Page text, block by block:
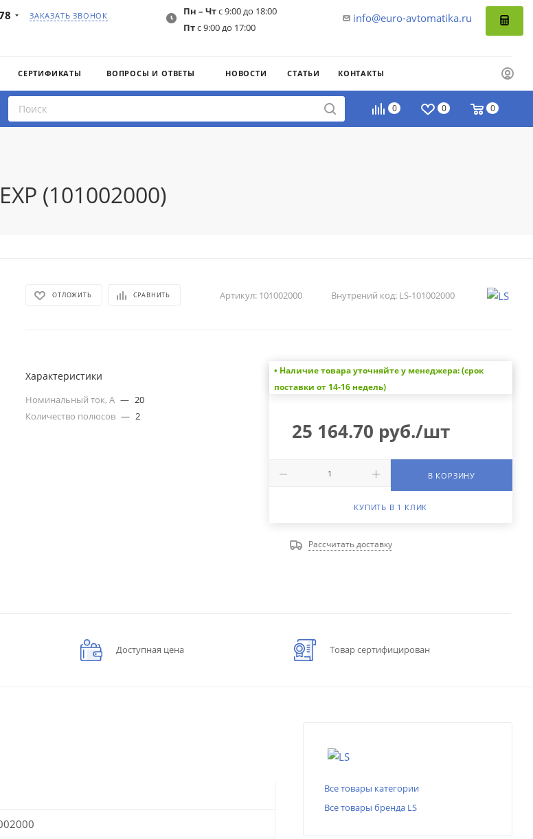
ЗАКАЗАТЬ ЗВОНОК info@euro-avtomatika.ru
Пн – Чтс 9:00 до 18:00
Птс 9:00 до 17:00
СЕРТИФИКАТЫ ВОПРОСЫ И ОТВЕТЫ НОВОСТИ СТАТЬИ КОНТАКТЫ
0 0 0
(101002000)
ОТЛОЖИТЬ СРАВНИТЬ Артикул: 101002000 Внутрений код: LS-101002000
Характеристики
Номинальный ток, А — 20
Количество полюсов — 2
• Наличие товара уточняйте у менеджера: (срок
поставки от 14-16 недель)
25 164.70 руб./шт
В КОРЗИНУ
КУПИТЬ В 1 КЛИК
Рассчитать доставку
Доступная цена Товар сертифицирован
Все товары категории
Все товары бренда LS